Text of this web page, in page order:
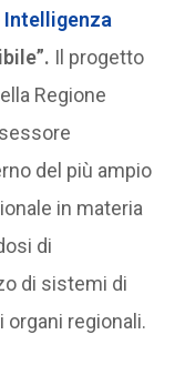
Intelligenza
Il progetto
Regione
del più ampio
in materia
di
di sistemi di
regionali.